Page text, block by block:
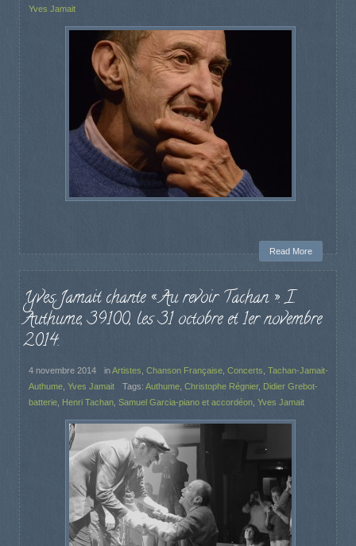
Yves Jamait
Read More
Yves Jamait chante « Au revoir Tachan ». I.
Authume, 39100, les 31 octobre et 1er novembre
2014.
4 novembre 2014 inArtistes Chanson Française Concerts Tachan-Jamait-
Authume Yves Jamait Tags: Authume Christophe Régnier, Didier Grebot-
batterie Henri Tachan Samuel Garcia-piano et accordéon Yves Jamait